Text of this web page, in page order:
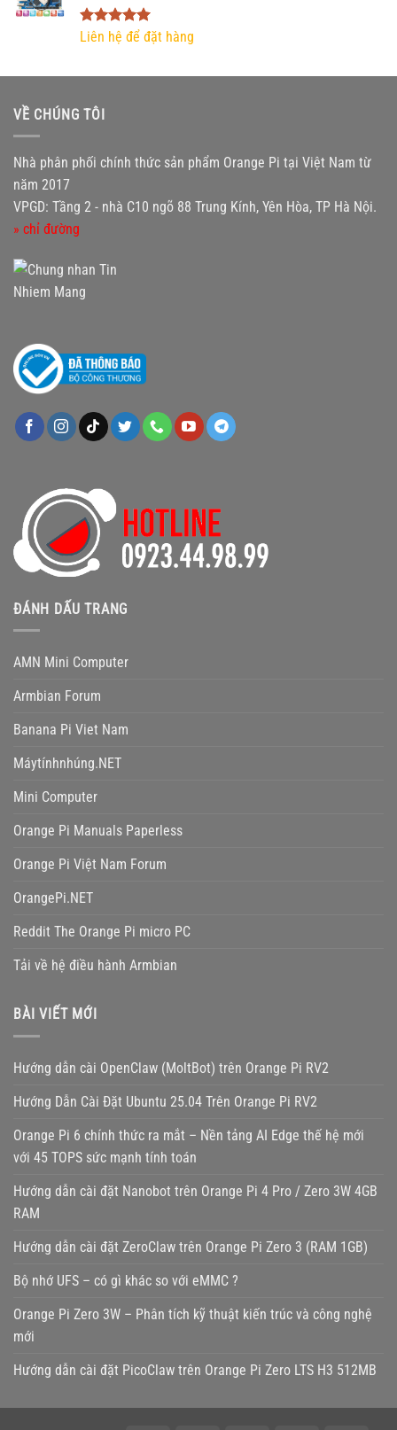
Được xếp
5.00
Liên hệ để đặt hàng
VỀ CHÚNG TÔI
Nhà phân phối chính thức sản phẩm Orange Pi tại Việt Nam từ
năm 2017
VPGD: Tầng 2 - nhà C10 ngõ 88 Trung Kính, Yên Hòa, TP Hà Nội.
» chỉ đường
ĐÁNH DẤU TRANG
AMN Mini Computer
Armbian Forum
Banana Pi Viet Nam
Máytínhnhúng.NET
Mini Computer
Orange Pi Manuals Paperless
Orange Pi Việt Nam Forum
OrangePi.NET
Reddit The Orange Pi micro PC
Tải về hệ điều hành Armbian
BÀI VIẾT MỚI
Hướng dẫn cài OpenClaw (MoltBot) trên Orange Pi RV2
Hướng Dẫn Cài Đặt Ubuntu 25.04 Trên Orange Pi RV2
Orange Pi 6 chính thức ra mắt – Nền tảng AI Edge thế hệ mới
với 45 TOPS sức mạnh tính toán
Hướng dẫn cài đặt Nanobot trên Orange Pi 4 Pro / Zero 3W 4GB
RAM
Hướng dẫn cài đặt ZeroClaw trên Orange Pi Zero 3 (RAM 1GB)
Bộ nhớ UFS – có gì khác so với eMMC ?
Orange Pi Zero 3W – Phân tích kỹ thuật kiến trúc và công nghệ
mới
Hướng dẫn cài đặt PicoClaw trên Orange Pi Zero LTS H3 512MB